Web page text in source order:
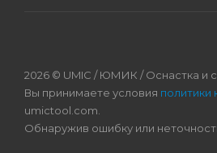
2026 © UMIC / ЮМИК / Оснастка и
Вы принимаете условия политики
umictool.com.
Обнаружив ошибку или